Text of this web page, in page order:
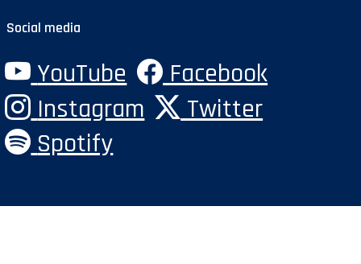
Social media
YouTube
Facebook
Instagram
Twitter
Spotify